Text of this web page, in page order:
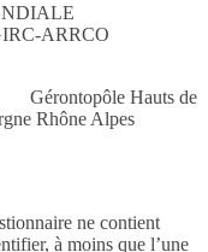
ARRCO
Hauts de
Rhône Alpes
ne contient
à moins que l’une